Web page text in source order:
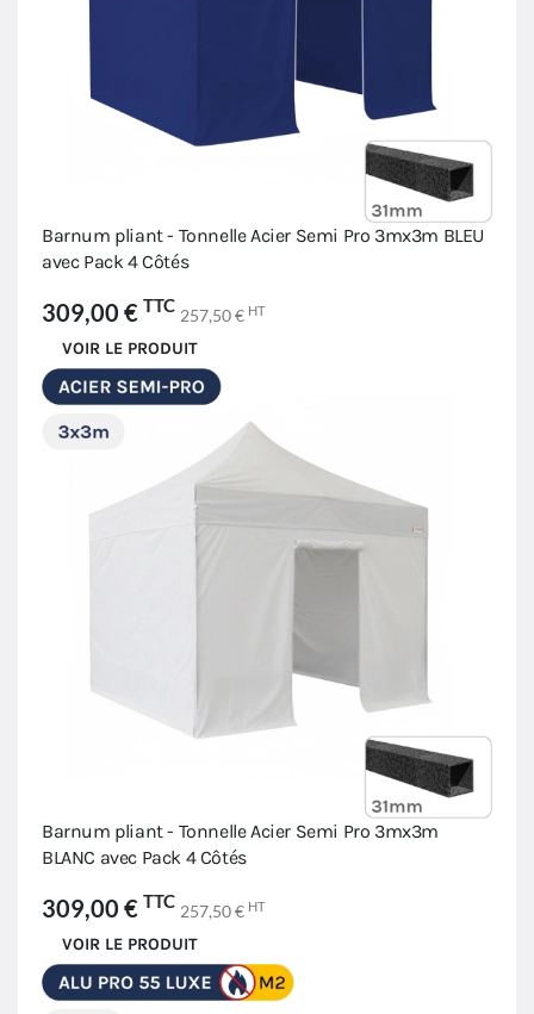
Barnum pliant - Tonnelle Acier Semi Pro 3mx3m BLEU
avec Pack 4 Côtés
309,00 € TTC 257,50 € HT
VOIR LE PRODUIT
Barnum pliant - Tonnelle Acier Semi Pro 3mx3m
BLANC avec Pack 4 Côtés
309,00 € TTC 257,50 € HT
VOIR LE PRODUIT